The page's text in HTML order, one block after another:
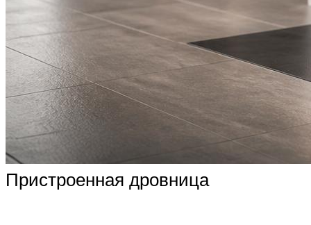
Пристроенная дровница